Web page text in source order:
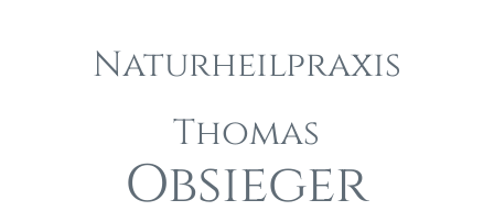
Naturheilpraxis
Thomas
Obsieger